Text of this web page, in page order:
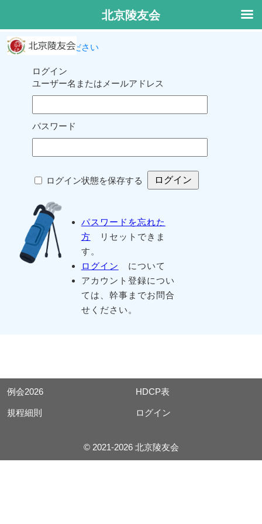
ログインしてください
ログイン
ユーザー名またはメールアドレス
パスワード
ログイン状態を保存する
パスワードを忘れた
方 リセットできま
す。
ログイン
について
アカウント登録につい
ては、幹事までお問合
せください。
例会2026 HDCP表
規程細則 ログイン
© 2021-2026 北京陵友会
北京陵友会